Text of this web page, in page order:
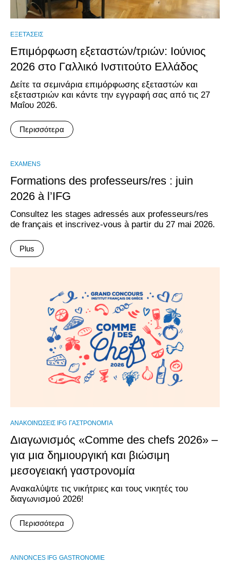
ΕΞΕΤΆΣΕΙΣ
Επιμόρφωση εξεταστών/τριών: Ιούνιος
2026 στο Γαλλικό Ινστιτούτο Ελλάδος
Δείτε τα σεμινάρια επιμόρφωσης εξεταστών και
εξεταστριών και κάντε την εγγραφή σας από τις 27
Μαΐου 2026.
Περισσότερα
EXAMENS
Formations des professeurs/res : juin
2026 à l’IFG
Consultez les stages adressés aux professeurs/res
de français et inscrivez-vous à partir du 27 mai 2026.
Plus
ΑΝΑΚΟΙΝΏΣΕΙΣ IFG ΓΑΣΤΡΟΝΟΜΊΑ
Διαγωνισμός «Comme des chefs 2026» –
για μια δημιουργική και βιώσιμη
μεσογειακή γαστρονομία
Ανακαλύψτε τις νικήτριες και τους νικητές του
διαγωνισμού 2026!
Περισσότερα
ANNONCES IFG GASTRONOMIE